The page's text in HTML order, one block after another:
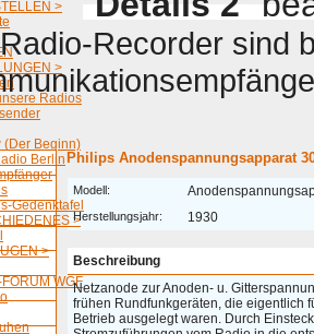
>
>
Radios
(Der Beginn)
Berlin
Gedenktafel
>
>
WGF
Radio-Recorder sind
Philips Anodenspannungsapparat
Modell:
Herstellungsjahr: 1930
Beschreibung
Netzanode zur Anoden- u.
frühen Rundfunkgeräten, die eigentlich
Betrieb ausgelegt waren. Durch